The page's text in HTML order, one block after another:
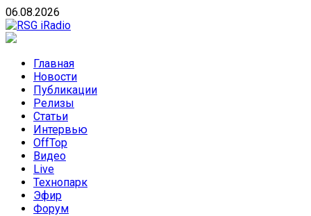
Skip
to
content
06.08.2026
направлений без возрастных ограничений
Главная
Новости
Публикации
Релизы
Статьи
Интервью
OffTop
Видео
Live
Технопарк
Эфир
Форум